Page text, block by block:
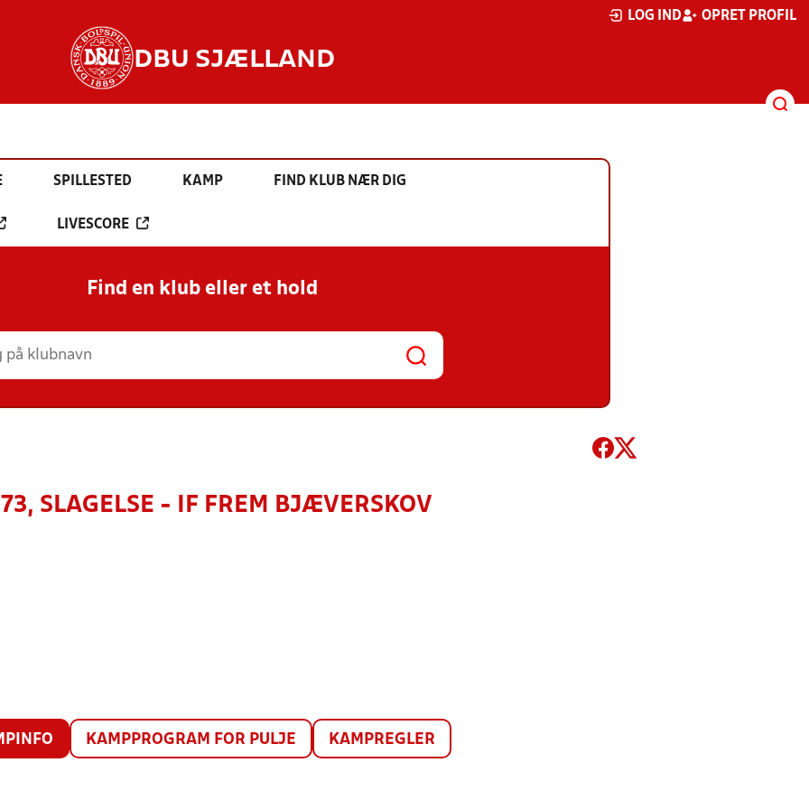
LOG IND OPRET PROFIL
DBU SJÆLLAND
SPILLESTED KAMP FIND KLUB NÆR DIG
LIVESCORE
Find en klub eller et hold
73, SLAGELSE - IF FREM BJÆVERSKOV
KAMPPROGRAM FOR PULJE KAMPREGLER